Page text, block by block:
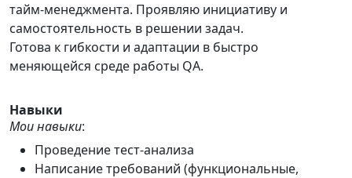
тайм-менеджмента. Проявляю инициативу и
самостоятельность в решении задач.
Готова к гибкости и адаптации в быстро
меняющейся среде работы QA.
Навыки
Мои навыки:
Проведение тест-анализа
Написание требований (функциональные,